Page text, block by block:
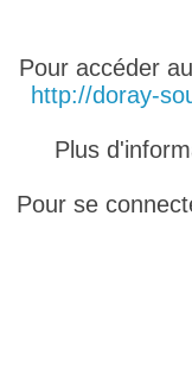
Pour accéder
http://doray-
Plus
Pour se